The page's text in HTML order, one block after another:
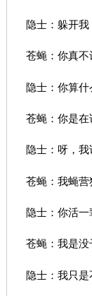
隐士：躲开我
苍蝇：你真不
隐士：你算什
苍蝇：你是在
隐士：呀，我
苍蝇：我蝇营
隐士：你活一
苍蝇：我是没
隐士：我只是